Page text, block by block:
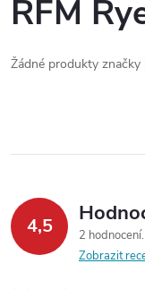
RFM
Žádné produkty značky
4,5
2 hodnocení
Zobrazit